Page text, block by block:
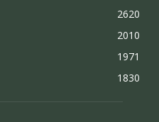
2620
2010
1971
1830